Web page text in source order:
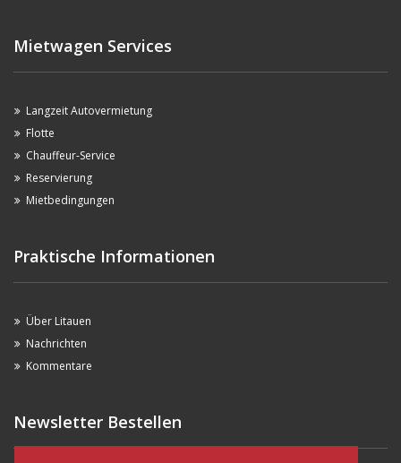
Mietwagen Services
Langzeit Autovermietung
Flotte
Chauffeur-Service
Reservierung
Mietbedingungen
Praktische Informationen
Über Litauen
Nachrichten
Kommentare
Newsletter Bestellen